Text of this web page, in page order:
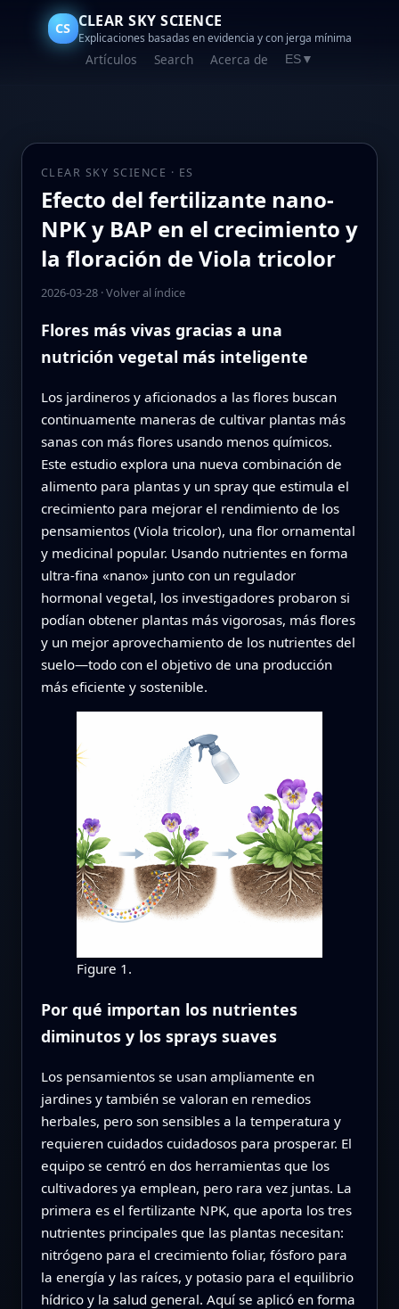
CS CLEAR SKY SCIENCE
Explicaciones basadas en evidencia y con jerga mínima
Artículos Search Acerca de ES ▼
CLEAR SKY SCIENCE · ES
Efecto del fertilizante nano-
NPK y BAP en el crecimiento y
la floración de Viola tricolor
2026-03-28·Volver al índice
Flores más vivas gracias a una
nutrición vegetal más inteligente
Los jardineros y aficionados a las flores buscan
continuamente maneras de cultivar plantas más
sanas con más flores usando menos químicos.
Este estudio explora una nueva combinación de
alimento para plantas y un spray que estimula el
crecimiento para mejorar el rendimiento de los
pensamientos (Viola tricolor), una flor ornamental
y medicinal popular. Usando nutrientes en forma
ultra‑fina «nano» junto con un regulador
hormonal vegetal, los investigadores probaron si
podían obtener plantas más vigorosas, más flores
y un mejor aprovechamiento de los nutrientes del
suelo—todo con el objetivo de una producción
más eficiente y sostenible.
Figure 1.
Por qué importan los nutrientes
diminutos y los sprays suaves
Los pensamientos se usan ampliamente en
jardines y también se valoran en remedios
herbales, pero son sensibles a la temperatura y
requieren cuidados cuidadosos para prosperar. El
equipo se centró en dos herramientas que los
cultivadores ya emplean, pero rara vez juntas. La
primera es el fertilizante NPK, que aporta los tres
nutrientes principales que las plantas necesitan:
nitrógeno para el crecimiento foliar, fósforo para
la energía y las raíces, y potasio para el equilibrio
hídrico y la salud general. Aquí se aplicó en forma